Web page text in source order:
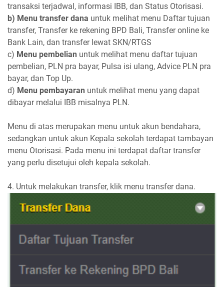
transaksi terjadwal, informasi IBB, dan Status Otorisasi.
b) Menu transfer dana untuk melihat menu Daftar tujuan
transfer, Transfer ke rekening BPD Bali, Transfer online ke
Bank Lain, dan transfer lewat SKN/RTGS
c) Menu pembelian untuk melihat menu daftar tujuan
pembelian, PLN pra bayar, Pulsa isi ulang, Advice PLN pra
bayar, dan Top Up.
d) Menu pembayaran untuk melihat menu yang dapat
dibayar melalui IBB misalnya PLN.
Menu di atas merupakan menu untuk akun bendahara,
sedangkan untuk akun Kepala sekolah terdapat tambayan
menu Otorisasi. Pada menu ini terdapat daftar transfer
yang perlu disetujui oleh kepala sekolah.
4. Untuk melakukan transfer, klik menu transfer dana.